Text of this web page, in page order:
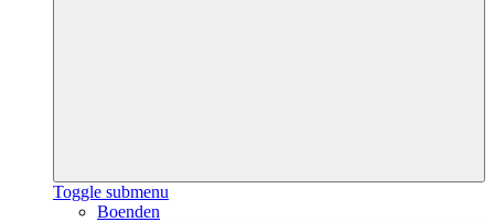
Toggle submenu
Boenden